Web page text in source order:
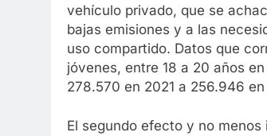
vehículo privado, que se
bajas emisiones y a las
uso compartido. Datos que
jóvenes, entre 18 a 20 años
278.570 en 2021 a 256.946
El segundo efecto y no